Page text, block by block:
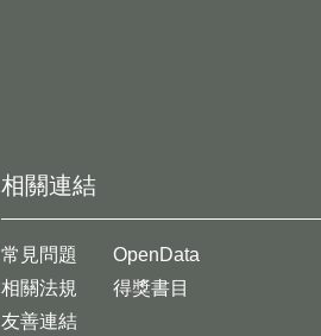
相關連結
常見問題
相關法規
友善連結
OpenData
得獎書目